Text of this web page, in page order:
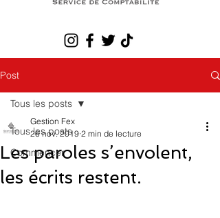
Post
Tous les posts
Commencer
Tous les posts
Les paroles s’envolent,
les écrits restent.
Gestion Fex
26 nov. 2019 2 min de lecture